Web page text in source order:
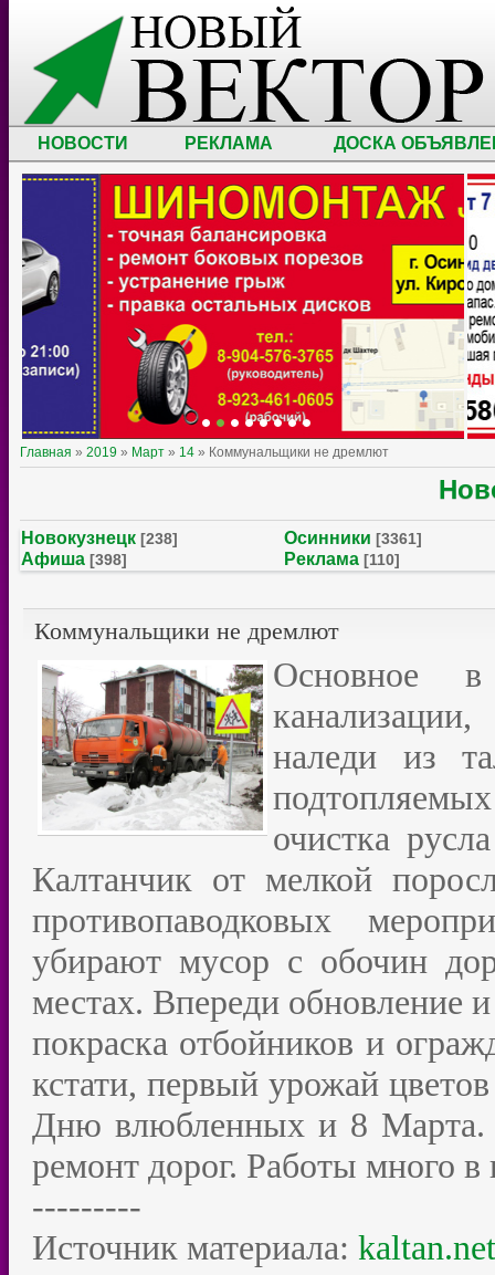
НОВОСТИ РЕКЛАМА ДОСКА
Главная » 2019 » Март » 14 » Коммунальщики не дремлют
Новокузнецк [238] Осинники [3361]
Афиша [398] Реклама [110]
Коммунальщики не дремлют
Основное
наледи из
очистка
Калтанчик от мелкой
противопаводковых
убирают мусор с обочин
местах. Впереди обновление
покраска отбойников и
кстати, первый урожай
Дню влюбленных и 8 Марта.
ремонт дорог. Работы много в
---------
Источник материала: kaltan.net